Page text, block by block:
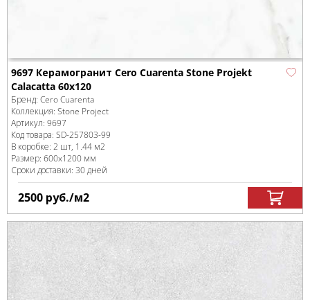
9697 Керамогранит Cero Cuarenta Stone Projekt
Calacatta 60x120
Бренд: Cero Cuarenta
Коллекция: Stone Project
Артикул: 9697
Код товара: SD-257803-99
В коробке: 2 шт, 1.44 м2
Размер: 600x1200 мм
Сроки доставки: 30 дней
2500 руб./м2